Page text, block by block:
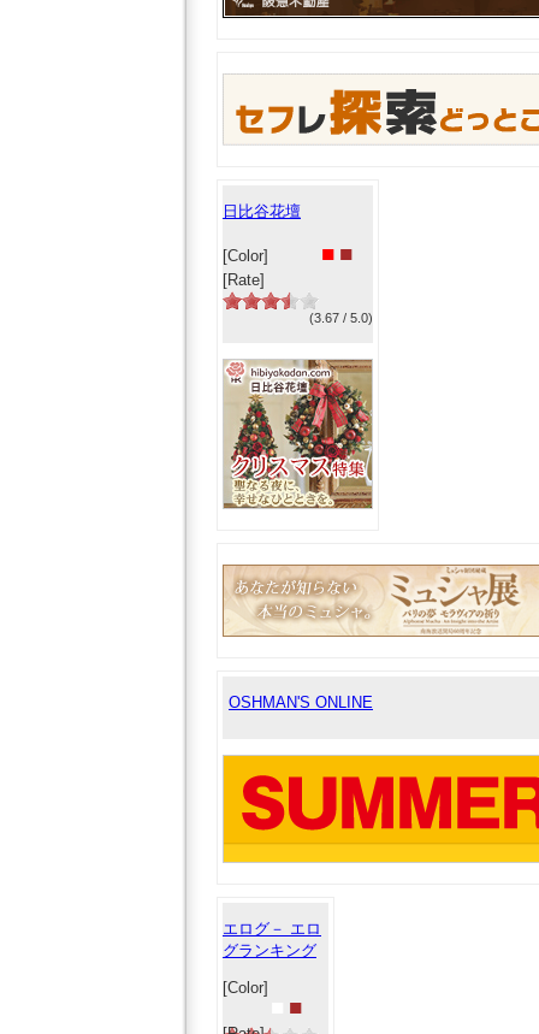
日比谷花壇
[Color] ■ ■
[Rate]
(3.67 / 5.0)
OSHMAN'S ONLINE
エログ－ エロ
グランキング
[Color]
■